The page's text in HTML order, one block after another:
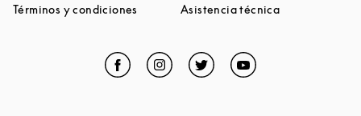
Términos y condiciones Link Opens in New Tab
Asistencia técnicaLink Opens in
Facebook
Link Opens in New Tab
Instagram
Link Opens in New Tab
TwitterLink Opens in New Tab
YouTubeLink Opens in